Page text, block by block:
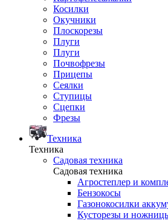
Косилки
Окучники
Плоскорезы
Плуги
Плуги
Почвофрезы
Прицепы
Сеялки
Ступицы
Сцепки
Фрезы
Техника
Техника
Садовая техника
Садовая техника
Агростеплер и
Бензокосы
Газонокосилки
Кусторезы и